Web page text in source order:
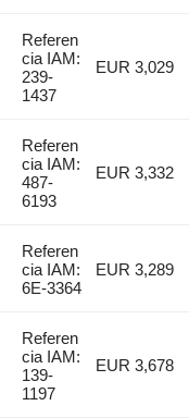
Referen
cia IAM:
239-
1437
EUR 3,029
Referen
cia IAM:
487-
6193
EUR 3,332
Referen
cia IAM:
6E-3364
EUR 3,289
Referen
cia IAM:
139-
1197
EUR 3,678